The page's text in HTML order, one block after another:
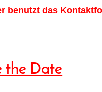
benutzt das
the Date